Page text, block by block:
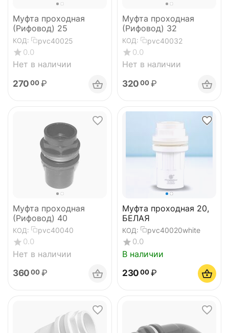
Муфта проходная
(Рифовод) 25
КОД: pvc40025
0.0
Нет в наличии
270 00 ₽
Муфта проходная
(Рифовод) 32
КОД: pvc40032
0.0
Нет в наличии
320 00 ₽
Муфта проходная
(Рифовод) 40
КОД: pvc40040
0.0
Нет в наличии
360 00 ₽
Муфта проходная 20,
БЕЛАЯ
КОД: pvc40020white
0.0
В наличии
230 00 ₽